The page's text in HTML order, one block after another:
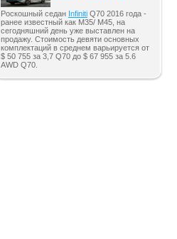
Роскошный седан Infiniti Q70 2016 года -
ранее известный как M35/ M45, на
сегодняшний день уже выставлен на
продажу. Стоимость девяти основных
комплектаций в среднем варьируется от
$ 50 755 за 3,7 Q70 до $ 67 955 за 5.6
AWD Q70.